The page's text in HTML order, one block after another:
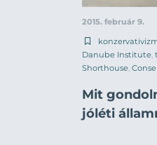
2015. február 9.
Danube Institute,
Shorthouse,
Mit
jóléti